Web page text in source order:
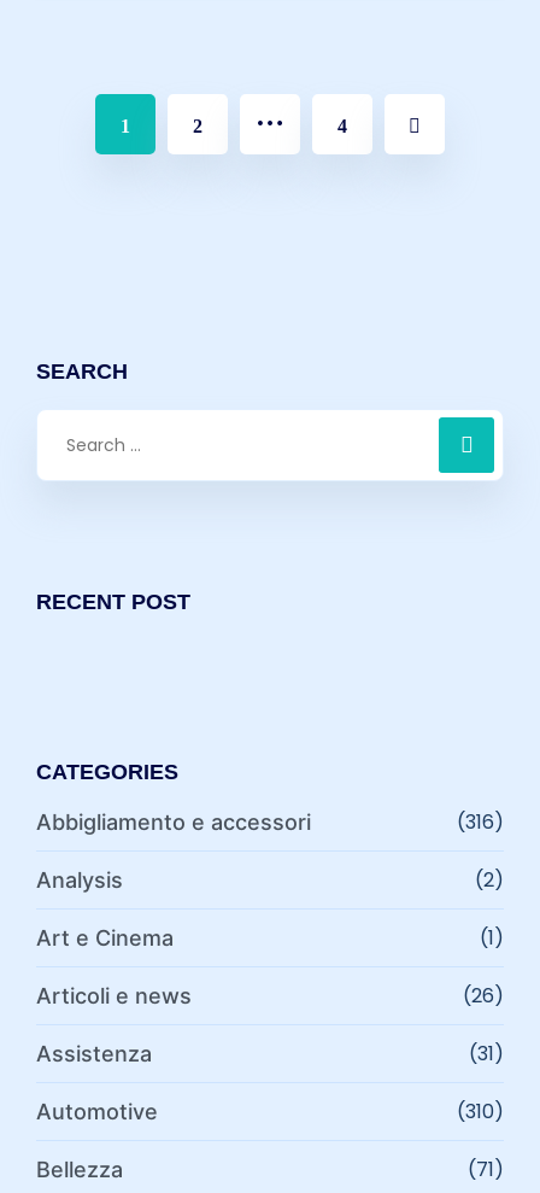
1 2 … 4
SEARCH
RECENT POST
CATEGORIES
Abbigliamento e accessori (316)
Analysis (2)
Art e Cinema (1)
Articoli e news (26)
Assistenza (31)
Automotive (310)
Bellezza (71)